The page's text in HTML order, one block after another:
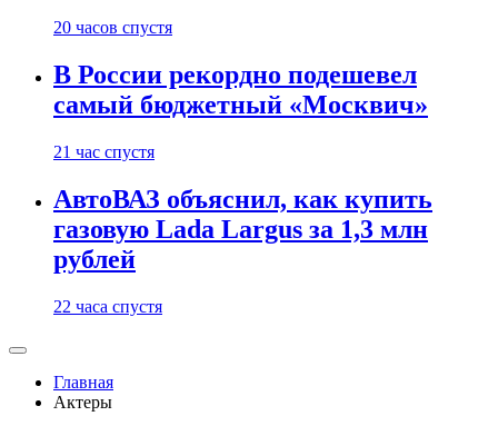
20 часов спустя
В России рекордно подешевел
самый бюджетный «Москвич»
21 час спустя
АвтоВАЗ объяснил, как купить
газовую Lada Largus за 1,3 млн
рублей
22 часа спустя
Главная
Актеры